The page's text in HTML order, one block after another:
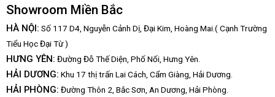
Showroom Miền Bắc
HÀ NỘI: Số 117 D4, Nguyễn Cảnh Dị, Đại Kim, Hoàng Mai.( Cạnh Trường
Tiểu Học Đại Từ )
HƯNG YÊN: Đường Đỗ Thế Diện, Phố Nối, Hưng Yên.
HẢI DƯƠNG: Khu 17 thị trấn Lai Cách, Cẩm Giàng, Hải Dương.
HẢI PHÒNG: Đường Thôn 2, Bắc Sơn, An Dương, Hải Phòng.